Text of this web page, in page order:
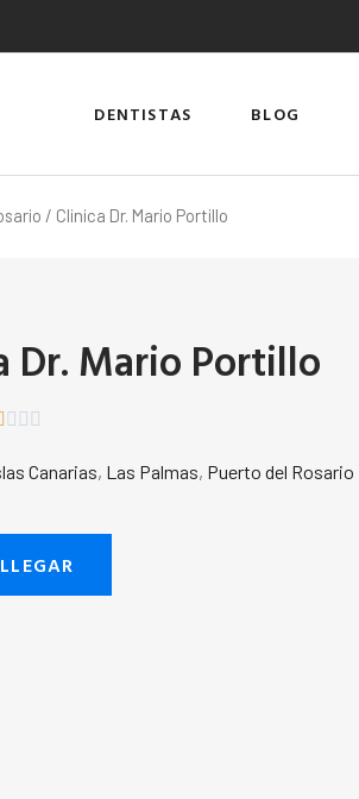
DENTISTAS BLOG
/ Clinica Dr. Mario Portillo
Dr. Mario Portillo
  
Canarias, Las Palmas, Puerto del Rosario